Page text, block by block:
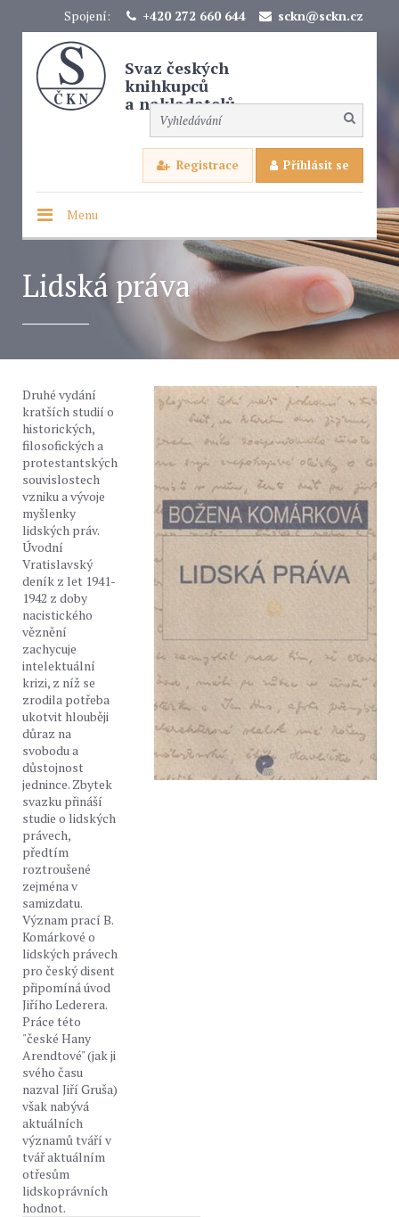
Spojení: +420 272 660 644 sckn@sckn.cz
Svaz českých
knihkupců
a nakladatelů
Registrace Přihlásit se
Menu
Lidská práva
Druhé vydání
kratších studií o
historických,
filosofických a
protestantských
souvislostech
vzniku a vývoje
myšlenky
lidských práv.
Úvodní
Vratislavský
deník z let 1941-
1942 z doby
nacistického
věznění
zachycuje
intelektuální
krizi, z níž se
zrodila potřeba
ukotvit hlouběji
důraz na
svobodu a
důstojnost
jednince. Zbytek
svazku přináší
studie o lidských
právech,
předtím
roztroušené
zejména v
samizdatu.
Význam prací B.
Komárkové o
lidských právech
pro český disent
připomíná úvod
Jiřího Lederera.
Práce této
"české Hany
Arendtové" (jak ji
svého času
nazval Jiří Gruša)
však nabývá
aktuálních
významů tváří v
tvář aktuálním
otřesům
lidskoprávních
hodnot.